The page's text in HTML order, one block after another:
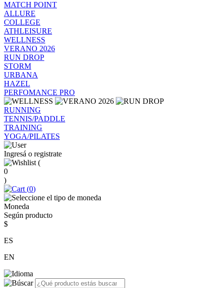
MATCH POINT
ALLURE
COLLEGE
ATHLEISURE
WELLNESS
VERANO 2026
RUN DROP
STORM
URBANA
HAZEL
PERFOMANCE PRO
RUNNING
TENNIS/PADDLE
TRAINING
YOGA/PILATES
Ingresá o registrate
(
0
)
(0)
Moneda
Según producto
$
ES
EN